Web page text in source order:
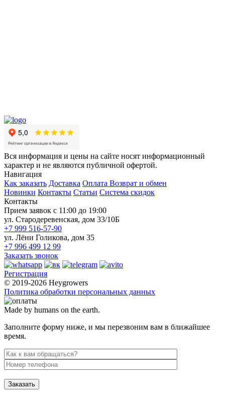
Вся информация и цены на сайте носят информационный
характер и не являются публичной офертой.
Навигация
Как заказать Доставка Оплата Возврат и обмен
Новинки Контакты Статьи Система скидок
Контакты
Прием заявок с 11:00 до 19:00
ул. Стародеревенская, дом 33/10Б
+7 999 516-57-90
ул. Лёни Голикова, дом 35
+7 996 499 12 99
Заказать звонок
Регистрация
© 2019-2026 Heygrowers
Политика обработки персональных данных
Made by humans on the earth.
Заполните форму ниже, и мы перезвоним вам в ближайшее
время.
Заказать